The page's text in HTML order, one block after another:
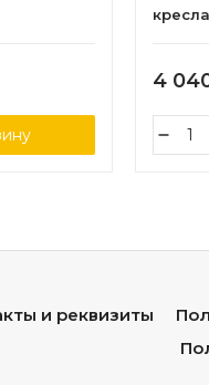
кресла
4
и реквизиты